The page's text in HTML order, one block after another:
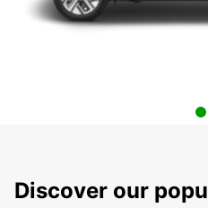
Discover our